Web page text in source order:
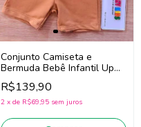
Conjunto Camiseta e
Bermuda Bebê Infantil Up
Baby 46982 (Amarelo/Bege
escuro)
R$139,90
2 x de R$69,95 sem juros